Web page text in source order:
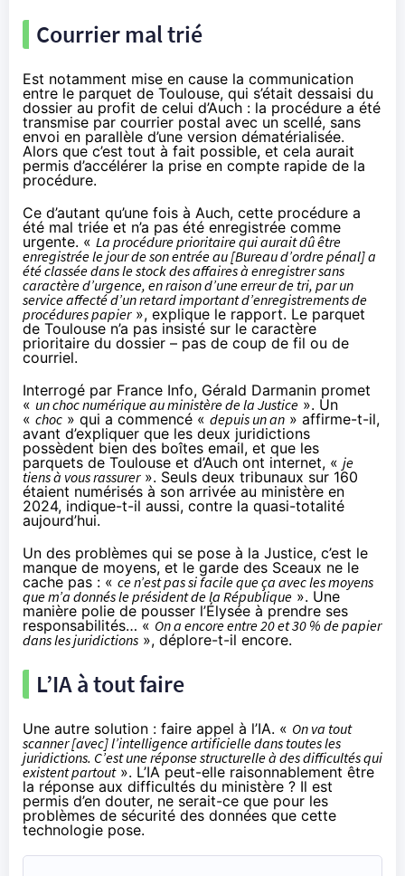
Courrier mal trié
Est notamment mise en cause la communication
entre le parquet de Toulouse, qui s’était dessaisi du
dossier au profit de celui d’Auch : la procédure a été
transmise par courrier postal avec un scellé, sans
envoi en parallèle d’une version dématérialisée.
Alors que c’est tout à fait possible, et cela aurait
permis d’accélérer la prise en compte rapide de la
procédure.
Ce d’autant qu’une fois à Auch, cette procédure a
été mal triée et n’a pas été enregistrée comme
urgente. « La procédure prioritaire qui aurait dû être
enregistrée le jour de son entrée au [Bureau d’ordre pénal] a
été classée dans le stock des affaires à enregistrer sans
caractère d’urgence, en raison d’une erreur de tri, par un
service affecté d’un retard important d’enregistrements de
procédures papier», explique le rapport. Le parquet
de Toulouse n’a pas insisté sur le caractère
prioritaire du dossier – pas de coup de fil ou de
courriel.
Interrogé par France Info, Gérald Darmanin promet
« un choc numérique au ministère de la Justice ». Un
« choc » qui a commencé « depuis un an » affirme-t-il,
avant d’expliquer que les deux juridictions
possèdent bien des boîtes email, et que les
parquets de Toulouse et d’Auch ont internet, « je
tiens à vous rassurer». Seuls deux tribunaux sur 160
étaient numérisés à son arrivée au ministère en
2024, indique-t-il aussi, contre la quasi-totalité
aujourd’hui.
Un des problèmes qui se pose à la Justice, c’est le
manque de moyens, et le garde des Sceaux ne le
cache pas : « ce n’est pas si facile que ça avec les moyens
que m’a donnés le président de la République ». Une
manière polie de pousser l’Élysée à prendre ses
responsabilités… « On a encore entre 20 et 30 % de papier
dans les juridictions », déplore-t-il encore.
L’IA à tout faire
Une autre solution : faire appel à l’IA. « On va tout
scanner [avec] l’intelligence artificielle dans toutes les
juridictions. C’est une réponse structurelle à des difficultés qui
existent partout». L’IA peut-elle raisonnablement être
la réponse aux difficultés du ministère ? Il est
permis d’en douter, ne serait-ce que pour les
problèmes de sécurité des données que cette
technologie pose.